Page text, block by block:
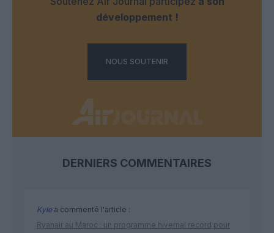
développement !
NOUS SOUTENIR
DERNIERS COMMENTAIRES
Kylea commenté l'article :
Ryanair au Maroc : un programme hivernal record pour